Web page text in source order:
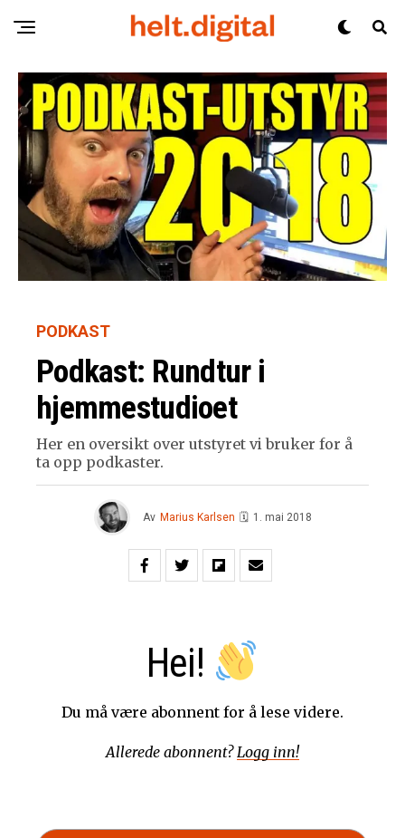
PODKAST
Podkast: Rundtur i
hjemmestudioet
Her en oversikt over utstyret vi bruker for å
ta opp podkaster.
Av Marius Karlsen 🗓 1. mai 2018
Hei!
Du må være abonnent for å lese videre.
Allerede abonnent? Logg inn!